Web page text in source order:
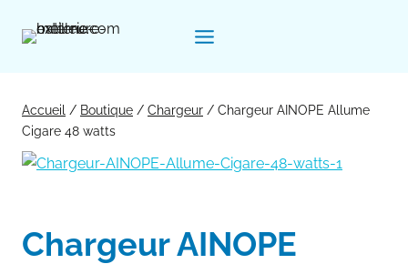
Accueil / Boutique / Chargeur / Chargeur AINOPE Allume
Cigare 48 watts
Chargeur AINOPE